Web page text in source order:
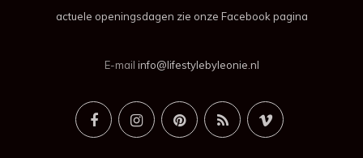
actuele openingsdagen zie onze Facebook pagina
E-mail info@lifestylebyleonie.nl